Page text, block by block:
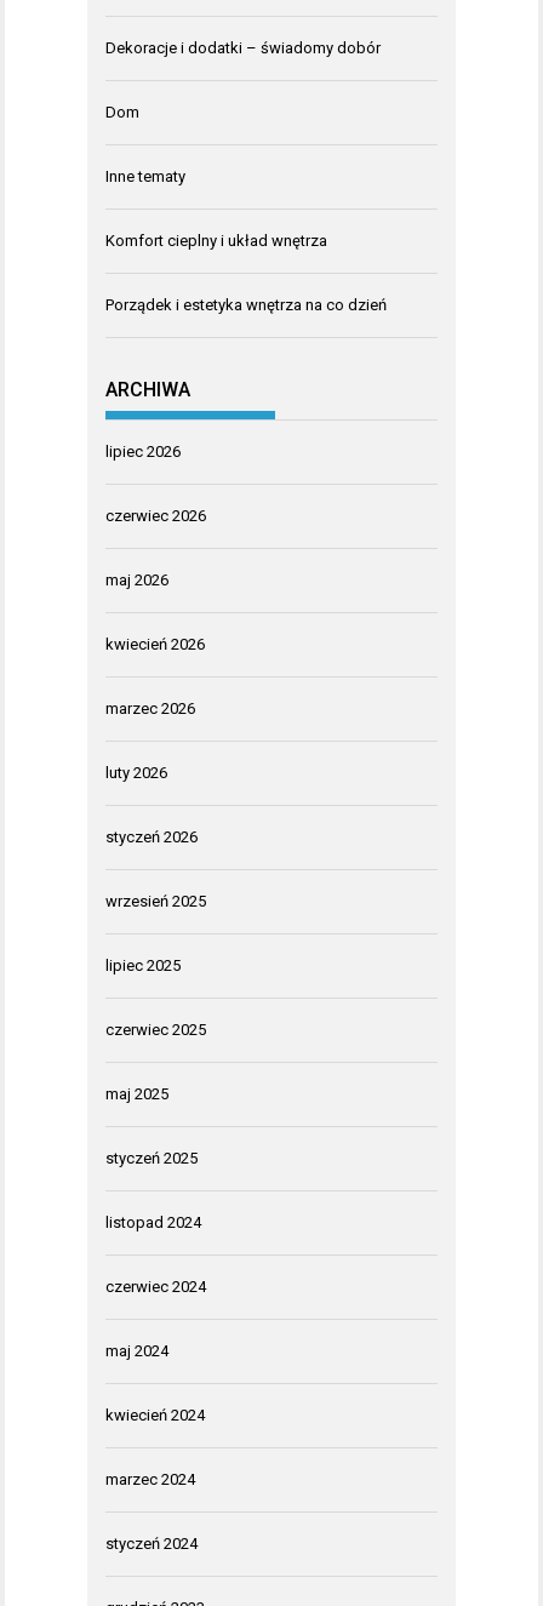
Dekoracje i dodatki – świadomy dobór
Dom
Inne tematy
Komfort cieplny i układ wnętrza
Porządek i estetyka wnętrza na co dzień
ARCHIWA
lipiec 2026
czerwiec 2026
maj 2026
kwiecień 2026
marzec 2026
luty 2026
styczeń 2026
wrzesień 2025
lipiec 2025
czerwiec 2025
maj 2025
styczeń 2025
listopad 2024
czerwiec 2024
maj 2024
kwiecień 2024
marzec 2024
styczeń 2024